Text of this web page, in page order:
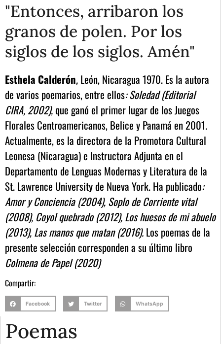
"Entonces, arribaron los
granos de polen. Por los
siglos de los siglos. Amén"
Esthela Calderón,León, Nicaragua 1970. Es la autora
de varios poemarios, entre ellos: Soledad (Editorial
CIRA, 2002),que ganó el primer lugar de los Juegos
Florales Centroamericanos, Belice y Panamá en 2001.
Actualmente, es la directora de la Promotora Cultural
Leonesa (Nicaragua) e Instructora Adjunta en el
Departamento de Lenguas Modernas y Literatura de la
St. Lawrence University de Nueva York. Ha publicado:
Amor y Conciencia (2004), Soplo de Corriente vital
(2008), Coyol quebrado (2012), Los huesos de mi abuelo
(2013), Las manos que matan (2016).Los poemas de la
presente selección corresponden a su último libro
Colmena de Papel (2020)
Compartir:
Facebook Twitter WhatsApp
Poemas